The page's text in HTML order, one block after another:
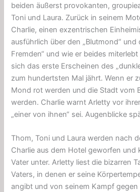
beiden äußerst provokanten,
Toni und Laura. Zurück in seinem
Charlie, einen exzentrischen
ausführlich über den „Blutmond“ und
Fremden“ und wie er beides
sich das erste Erscheinen des
zum hundertsten Mal jährt. Wenn er
Mond rot werden und die Stadt vom
werden. Charlie warnt Arletty vor
„einer von ihnen“ sei. Augenblicke
Thom, Toni und Laura werden nach
Charlie aus dem Hotel geworfen und
Vater unter. Arletty liest die bizarren
Vaters, in denen er seine
angibt und von seinem Kampf gegen